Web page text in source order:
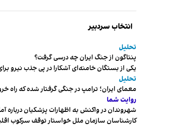
انتخاب سردبیر
تحلیل
پنتاگون از جنگ ایران چه درسی گرفت؟
یکی از بستگان خامنه‌ای آشکارا در پی جذب نیرو
تحلیل
معمای ایران؛ ترامپ در جنگی گرفتار شده که راه
روایت شما
شهروندان در واکنش به اظهارات پزشکیان درباره
کارشناسان سازمان ملل خواستار توقف سرکوب